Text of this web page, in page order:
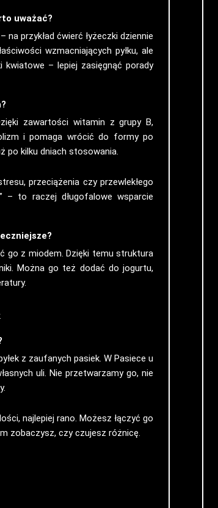
uważać?
przykład ćwierć łyżeczki dziennie
wzmacniających pyłku, ale
kwiatowe – lepiej zasięgnąć porady
zawartości witamin z grupy B,
i pomaga wrócić do formy po
po kilku dniach stosowania.
przeciążenia czy przewlekłego
– to raczej długofalowe wsparcie
go z miodem. Dzięki temu struktura
Można go też dodać do jogurtu,
z zaufanych pasiek. W Pasiece u
uli. Nie przetwarzamy go, nie
najlepiej rano. Możesz łączyć go
zobaczysz, czy czujesz różnicę.